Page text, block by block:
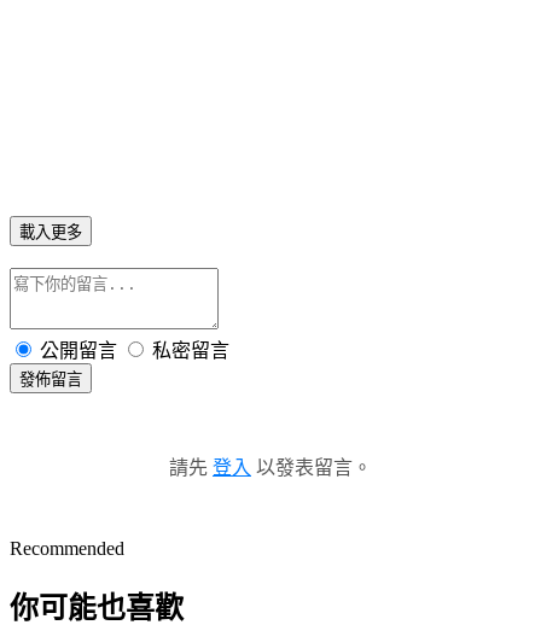
載入更多
公開留言 私密留言
發佈留言
請先 登入 以發表留言。
Recommended
你可能也喜歡